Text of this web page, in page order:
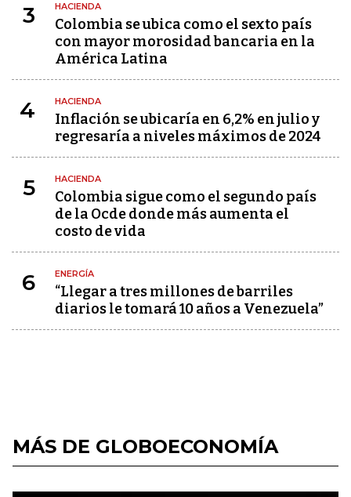
3 HACIENDA
Colombia se ubica como el sexto país
con mayor morosidad bancaria en la
América Latina
4 HACIENDA
Inflación se ubicaría en 6,2% en julio y
regresaría a niveles máximos de 2024
5 HACIENDA
Colombia sigue como el segundo país
de la Ocde donde más aumenta el
costo de vida
6 ENERGÍA
“Llegar a tres millones de barriles
diarios le tomará 10 años a Venezuela”
MÁS DE GLOBOECONOMÍA